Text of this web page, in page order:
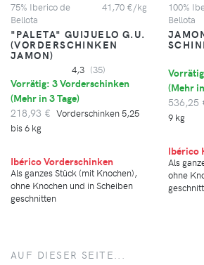
75% Iberico de
Bellota
41,70 €/kg
"PALETA" GUIJUELO G.U.
(VORDERSCHINKEN
JAMON)
4,3 (35)
Vorrätig: 3 Vorderschinken
(Mehr in 3 Tage)
218,93 € Vorderschinken 5,25
bis 6 kg
Ibérico Vorderschinken
Als ganzes Stück (mit Knochen),
ohne Knochen und in Scheiben
geschnitten
100%
Bellota
(Mehr
536,25
9 kg
Ibérico
Als
ohne
AUF DIESER SEITE...